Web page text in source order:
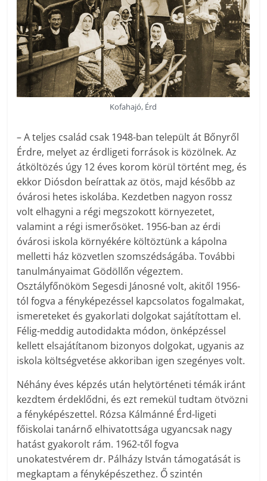
Kofahajó, Érd
– A teljes család csak 1948-ban települt át Bőnyről
Érdre, melyet az érdligeti források is közölnek. Az
átköltözés úgy 12 éves korom körül történt meg, és
ekkor Diósdon beírattak az ötös, majd később az
óvárosi hetes iskolába. Kezdetben nagyon rossz
volt elhagyni a régi megszokott környezetet,
valamint a régi ismerősöket. 1956-ban az érdi
óvárosi iskola környékére költöztünk a kápolna
melletti ház közvetlen szomszédságába. További
tanulmányaimat Gödöllőn végeztem.
Osztályfőnököm Segesdi Jánosné volt, akitől 1956-
tól fogva a fényképezéssel kapcsolatos fogalmakat,
ismereteket és gyakorlati dolgokat sajátítottam el.
Félig-meddig autodidakta módon, önképzéssel
kellett elsajátítanom bizonyos dolgokat, ugyanis az
iskola költségvetése akkoriban igen szegényes volt.
Néhány éves képzés után helytörténeti témák iránt
kezdtem érdeklődni, és ezt remekül tudtam ötvözni
a fényképészettel. Rózsa Kálmánné Érd-ligeti
főiskolai tanárnő elhivatottsága ugyancsak nagy
hatást gyakorolt rám. 1962-től fogva
unokatestvérem dr. Pálházy István támogatását is
megkaptam a fényképészethez. Ő szintén